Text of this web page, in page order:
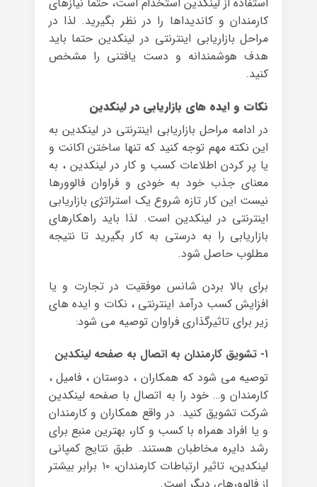
کارمندان و کاندیداها را در نظر بگیرید. لذا در
مراحل بازاریابی اینترنتی در لینکدین حتما باید
هدف هوشمندانه و دست یافتنی را مشخص
کنید.
نکات و ایده های بازاریابی در لینکدین
در ادامه مراحل بازاریابی اینترنتی در لینکدین به
این نکته مهم توجه کنید که تنها ساختن اکانت و
یا پر کردن اطلاعات کسب و کار در لینکدین ، به
معنای جذب خود به خودی و فراوان فالوورها
نیست این کار تازه شروع یک استراتژی بازاریابی
اینترنتی در لینکدین است. لذا باید راهکارهای
بازاریابی را به درستی به کار بگیرید تا نتیجه
مطلوب حاصل شود.
برای بالا بردن شانس موفقیت در تجارت و یا
افزایش کسب درآمد اینترنتی ، نکات و ایده های
زیر برای تاثیرگذاری فراوان توصیه می شود:
۱- تشویق کارمندان به اتصال به صفحه لینکدین
توصیه می شود که همکاران ، دوستان ، فامیل ،
کارمندان و… خود را به اتصال با صفحه لینکدین
شرکت تشویق کنید. در واقع همکاران و کارمندان
و یا افراد همراه با کسب و کار، بهترین منبع برای
رشد دایره مخاطبان هستند. طبق نتایج کمپانی
لینکدین، تاثیر ارتباطات کارمندان، ۱۰ برابر بیشتر